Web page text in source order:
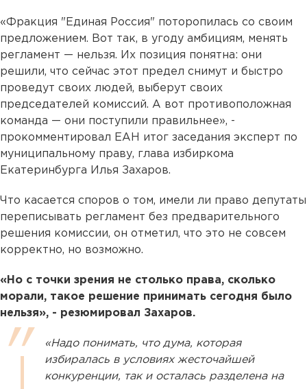
«Фракция "Единая Россия" поторопилась со своим
предложением. Вот так, в угоду амбициям, менять
регламент — нельзя. Их позиция понятна: они
решили, что сейчас этот предел снимут и быстро
проведут своих людей, выберут своих
председателей комиссий. А вот противоположная
команда — они поступили правильнее», -
прокомментировал ЕАН итог заседания эксперт по
муниципальному праву, глава избиркома
Екатеринбурга Илья Захаров.
Что касается споров о том, имели ли право депутаты
переписывать регламент без предварительного
решения комиссии, он отметил, что это не совсем
корректно, но возможно.
«Но с точки зрения не столько права, сколько
морали, такое решение принимать сегодня было
нельзя», - резюмировал Захаров.
«Надо понимать, что дума, которая
избиралась в условиях жесточайшей
конкуренции, так и осталась разделена на